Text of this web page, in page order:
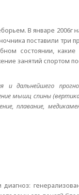
В январе
поставили три
состоянии,
занятий спортом
и дальнейшего
мышц спины
плавание,
диагноз: